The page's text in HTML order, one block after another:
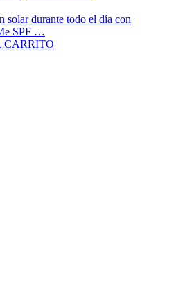
solar durante todo el día con
SPF …